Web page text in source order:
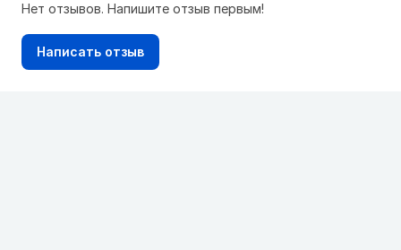
Нет отзывов. Напишите отзыв первым!
Написать отзыв